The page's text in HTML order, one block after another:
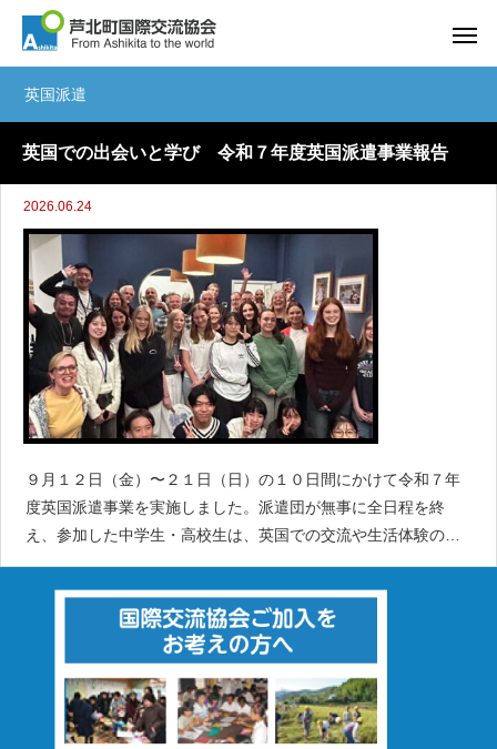
英国派遣
英国での出会いと学び 令和７年度英国派遣事業報告
2026.06.24
９月１２日（金）〜２１日（日）の１０日間にかけて令和７年
度英国派遣事業を実施しました。派遣団が無事に全日程を終
え、参加した中学生・高校生は、英国での交流や生活体験の中
から、多くの学びと気づきを得ることができました。また、言
葉や文化の違いをこえて人とつながる喜びを感じるとともに、
ふるさとの良さをあらた